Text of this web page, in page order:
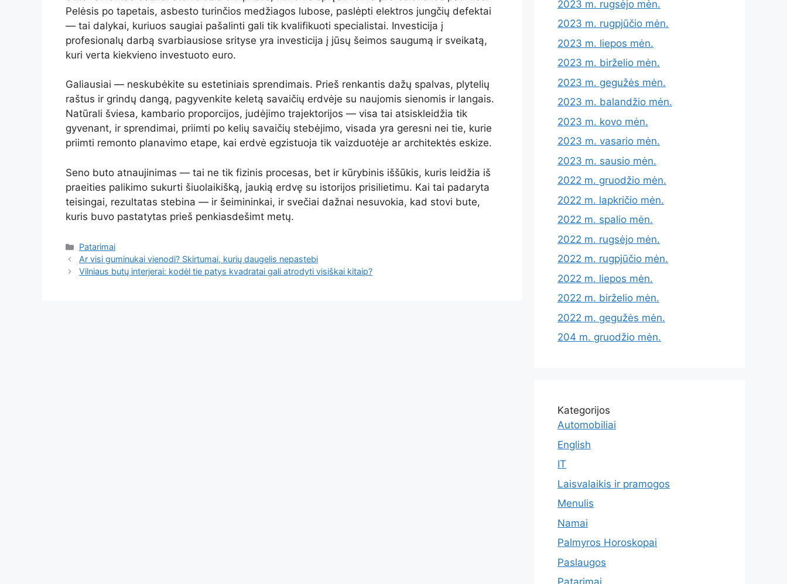
Pelėsis po tapetais, asbesto turinčios medžiagos lubose, paslėpti elektros jungčių defektai
— tai dalykai, kuriuos saugiai pašalinti gali tik kvalifikuoti specialistai. Investicija į
profesionalų darbą svarbiausiose srityse yra investicija į jūsų šeimos saugumą ir sveikatą,
kuri verta kiekvieno investuoto euro.
Galiausiai — neskubėkite su estetiniais sprendimais. Prieš renkantis dažų spalvas, plytelių
raštus ir grindų dangą, pagyvenkite keletą savaičių erdvėje su naujomis sienomis ir langais.
Natūrali šviesa, kambario proporcijos, judėjimo trajektorijos — visa tai atsiskleidžia tik
gyvenant, ir sprendimai, priimti po kelių savaičių stebėjimo, visada yra geresni nei tie, kurie
priimti remonto planavimo etape, kai erdvė egzistuoja tik vaizduotėje ar architektės eskize.
Seno buto atnaujinimas — tai ne tik fizinis procesas, bet ir kūrybinis iššūkis, kuris leidžia iš
praeities palikimo sukurti šiuolaikišką, jaukią erdvę su istorijos prisilietimu. Kai tai padaryta
teisingai, rezultatas stebina — ir šeimininkai, ir svečiai dažnai nesuvokia, kad stovi bute,
kuris buvo pastatytas prieš penkiasdešimt metų.
Kategorijos
Patarimai
Ar visi guminukai vienodi? Skirtumai, kurių daugelis nepastebi
Vilniaus butų interjerai: kodėl tie patys kvadratai gali atrodyti visiškai kitaip?
2023 m. rugsėjo mėn.
2023 m. rugpjūčio mėn.
2023 m. liepos mėn.
2023 m. birželio mėn.
2023 m. gegužės mėn.
2023 m. balandžio mėn.
2023 m. kovo mėn.
2023 m. vasario mėn.
2023 m. sausio mėn.
2022 m. gruodžio mėn.
2022 m. lapkričio mėn.
2022 m. spalio mėn.
2022 m. rugsėjo mėn.
2022 m. rugpjūčio mėn.
2022 m. liepos mėn.
2022 m. birželio mėn.
2022 m. gegužės mėn.
204 m. gruodžio mėn.
Kategorijos
Automobiliai
English
IT
Laisvalaikis ir pramogos
Menulis
Namai
Palmyros Horoskopai
Paslaugos